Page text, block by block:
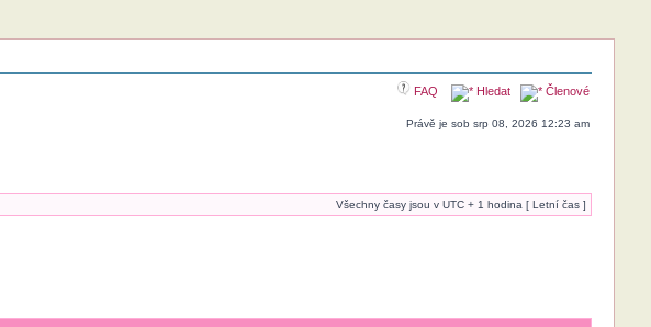
FAQ Hledat Členové
Právě je sob srp 08, 2026 12:23 am
Všechny časy jsou v UTC + 1 hodina [ Letní čas ]